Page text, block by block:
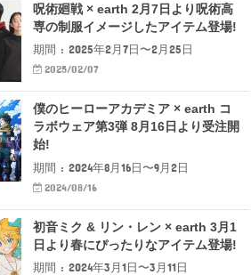
呪術廻戦 × earth 2月7日より呪術高
専の制服イメージしたアイテム登場!
期間 : 2025年2月7日〜2月25日
2025/02/07
僕のヒーローアカデミア × earth コ
ラボウェア第3弾 8月16日より受注開
始!
期間 : 2024年8月16日〜9月2日
2024/08/16
初音ミク & リン・レン × earth 3月1
日より春にぴったりなアイテム登場!
期間 : 2024年3月1日〜3月11日